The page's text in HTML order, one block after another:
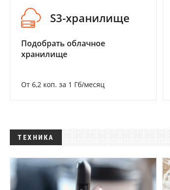
S3-хранилище
Подобрать облачное
хранилище
От 6,2 коп. за 1 Гб/месяц
ТЕХНИКА